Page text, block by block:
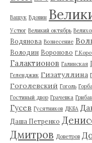
Ващук Вдовин
Устюг Великий октябрь
Водянова Вознесение
Володин Вороново
Галактионов Галинская
Геленджик Гизатуллина
Гоголевский Гоголь
Гостиный двор Грачевка
Гусев Гусятников ДКБА
Даша Петренко
Дмитров Доветров